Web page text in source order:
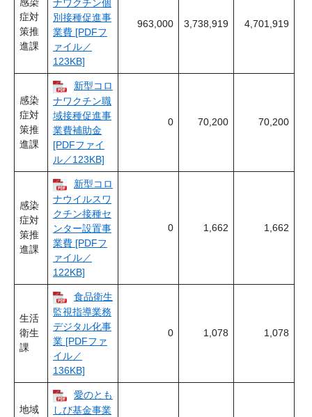
感染
症対
策推
進課
ナワクチン個
別接種促進事
業費 [PDFフ
ァイル／
123KB]
963,000 3,738,919 4,701,919
感染
症対
策推
進課
新型コロ
ナワクチン職
域接種促進事
業費補助金
[PDFファイ
ル／123KB]
0 70,200 70,200
感染
症対
策推
進課
新型コロ
ナウイルスワ
クチン接種セ
ンター設置事
業費 [PDFフ
ァイル／
122KB]
0 1,662 1,662
生活
衛生
課
食品衛生
監視指導業務
デジタル化事
業 [PDFファ
イル／
136KB]
0 1,078 1,078
地域
愛のとも
しび基金事業